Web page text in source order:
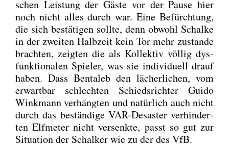
schen Leis­tung der Gäs­te vor der Pau­se hier
noch nicht alles durch war. Eine Befürch­tung,
die sich bestä­ti­gen soll­te, denn obwohl Schal­ke
in der zwei­ten Halb­zeit kein Tor mehr zustan­de
brach­ten, zeig­ten die als Kol­lek­tiv völ­lig dys­
funk­tio­na­len Spie­ler, was sie indi­vi­du­ell drauf
haben. Dass Ben­taleb den lächer­li­chen, vom
erwart­bar schlech­ten Schieds­rich­ter Gui­do
Wink­mann ver­häng­ten und natür­lich auch nicht
durch das bestän­di­ge VAR-Desas­ter ver­hin­der­
ten Elf­me­ter nicht ver­senk­te, passt so gut zur
Situa­ti­on der Schal­ker wie zu der des VfB.